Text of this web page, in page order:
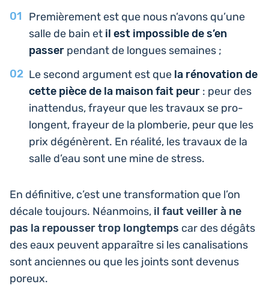
Pre­miè­re­ment est que nous n’avons qu’une
salle de bain et il est impos­sible de s’en
passer pendant de longues semaines ;
Le second argu­ment est que la réno­va­tion de
cette pièce de la maison fait peur : peur des
inat­ten­dus, frayeur que les travaux se pro­
longent, frayeur de la plom­be­rie, peur que les
prix dégé­nèrent. En réalité, les travaux de la
salle d’eau sont une mine de stress.
En défi­ni­tive, c’est une trans­for­ma­tion que l’on
décale tou­jours. Néan­moins, il faut veiller à ne
pas la repous­ser trop long­temps car des dégâts
des eaux peuvent appa­raître si les cana­li­sa­tions
sont anciennes ou que les joints sont devenus
poreux.